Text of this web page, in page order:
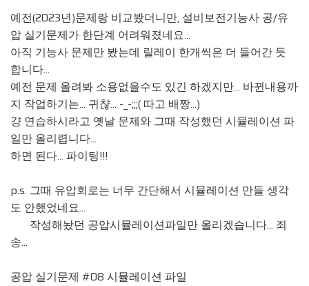
예전(2023년)문제랑 비교봤더니만, 설비보전기능사 공/유
압 실기문제가 한단계 어려워졌네요...
아직 기능사 문제만 봤는데 릴레이 한개씩은 더 들어간 듯
합니다...
예전 문제 올려봐 소용없을수도 있긴 하겠지만... 바뀐내용까
지 작업하기는... 귀챦... -_-;;;( 따고 배짱...)
걍 연습하시라고 옛날 문제와 그때 작성했던 시뮬레이션 파
일만 올리렵니다...
하면 된다... 파이팅!!!
p.s. 그때 유압회로는 너무 간단해서 시뮬레이션 만들 생각
도 안했었네요...
작성해놨던 공압시뮬레이션파일만 올리겠습니다... 죄
송...
공압 실기문제 #08 시뮬레이션 파일